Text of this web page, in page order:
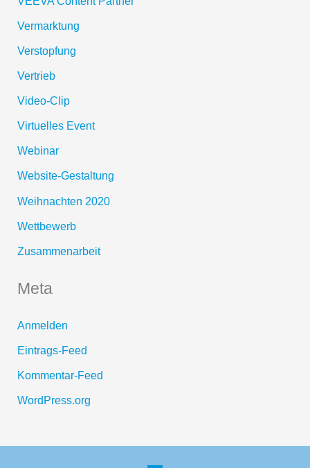
Vermarktung
Verstopfung
Vertrieb
Video-Clip
Virtuelles Event
Webinar
Website-Gestaltung
Weihnachten 2020
Wettbewerb
Zusammenarbeit
Meta
Anmelden
Eintrags-Feed
Kommentar-Feed
WordPress.org